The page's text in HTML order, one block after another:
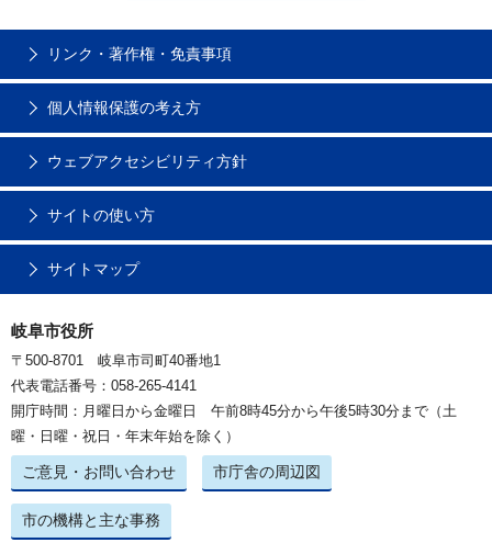
リンク・著作権・免責事項
個人情報保護の考え方
ウェブアクセシビリティ方針
サイトの使い方
サイトマップ
岐阜市役所
〒500-8701 岐阜市司町40番地1
代表電話番号：058-265-4141
開庁時間：月曜日から金曜日 午前8時45分から午後5時30分まで（土
曜・日曜・祝日・年末年始を除く）
ご意見・お問い合わせ 市庁舎の周辺図
市の機構と主な事務